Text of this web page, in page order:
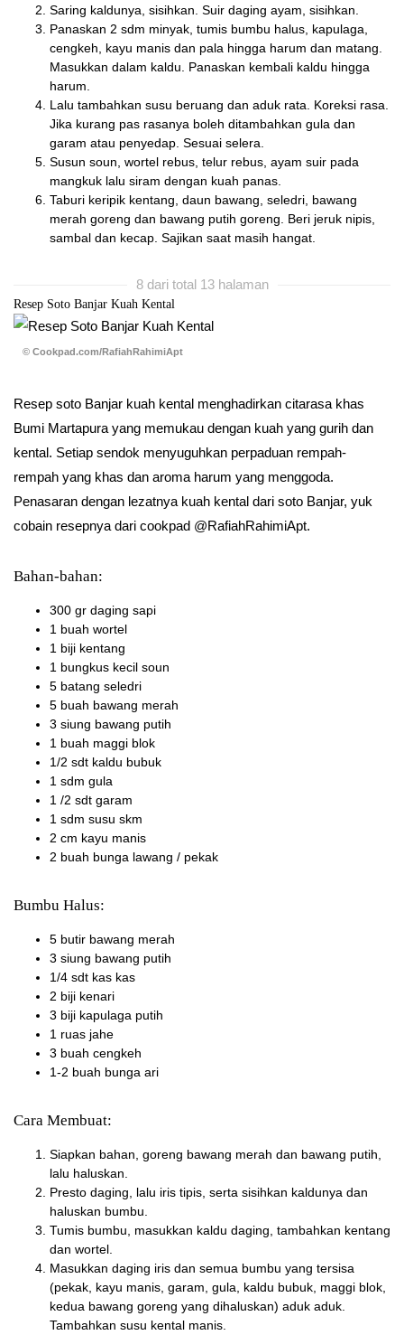
Saring kaldunya, sisihkan. Suir daging ayam, sisihkan.
Panaskan 2 sdm minyak, tumis bumbu halus, kapulaga,
cengkeh, kayu manis dan pala hingga harum dan matang.
Masukkan dalam kaldu. Panaskan kembali kaldu hingga
harum.
Lalu tambahkan susu beruang dan aduk rata. Koreksi rasa.
Jika kurang pas rasanya boleh ditambahkan gula dan
garam atau penyedap. Sesuai selera.
Susun soun, wortel rebus, telur rebus, ayam suir pada
mangkuk lalu siram dengan kuah panas.
Taburi keripik kentang, daun bawang, seledri, bawang
merah goreng dan bawang putih goreng. Beri jeruk nipis,
sambal dan kecap. Sajikan saat masih hangat.
8 dari total 13 halaman
Resep Soto Banjar Kuah Kental
© Cookpad.com/RafiahRahimiApt
Resep soto Banjar kuah kental menghadirkan citarasa khas
Bumi Martapura yang memukau dengan kuah yang gurih dan
kental. Setiap sendok menyuguhkan perpaduan rempah-
rempah yang khas dan aroma harum yang menggoda.
Penasaran dengan lezatnya kuah kental dari soto Banjar, yuk
cobain resepnya dari cookpad @RafiahRahimiApt.
Bahan-bahan:
300 gr daging sapi
1 buah wortel
1 biji kentang
1 bungkus kecil soun
5 batang seledri
5 buah bawang merah
3 siung bawang putih
1 buah maggi blok
1/2 sdt kaldu bubuk
1 sdm gula
1 /2 sdt garam
1 sdm susu skm
2 cm kayu manis
2 buah bunga lawang / pekak
Bumbu Halus:
5 butir bawang merah
3 siung bawang putih
1/4 sdt kas kas
2 biji kenari
3 biji kapulaga putih
1 ruas jahe
3 buah cengkeh
1-2 buah bunga ari
Cara Membuat:
Siapkan bahan, goreng bawang merah dan bawang putih,
lalu haluskan.
Presto daging, lalu iris tipis, serta sisihkan kaldunya dan
haluskan bumbu.
Tumis bumbu, masukkan kaldu daging, tambahkan kentang
dan wortel.
Masukkan daging iris dan semua bumbu yang tersisa
(pekak, kayu manis, garam, gula, kaldu bubuk, maggi blok,
kedua bawang goreng yang dihaluskan) aduk aduk.
Tambahkan susu kental manis.